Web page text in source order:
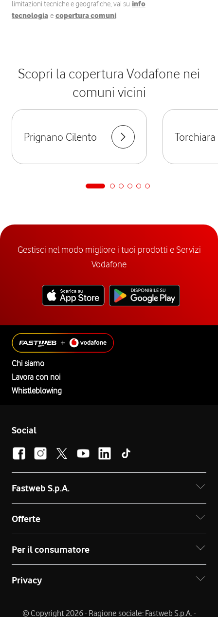
limitazioni tecniche e geografiche, vai su info
tecnologia e copertura comuni.
Scopri la copertura Vodafone nei
comuni vicini
Prignano Cilento Torchiara
Gestisci nel modo migliore i tuoi prodotti e Servizi
Vodafone
Chi siamo
Lavora con noi
Whistleblowing
Social
Fastweb S.p.A.
Offerte
Per il consumatore
Privacy
© Copyright 2026 - Ragione sociale: Fastweb S.p.A. -